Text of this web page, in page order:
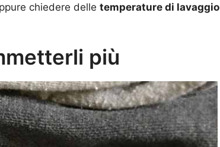
chiedere delle temperature di lavaggio
più